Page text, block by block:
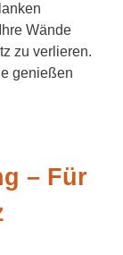
Wände
zu verlieren.
genießen
– Für